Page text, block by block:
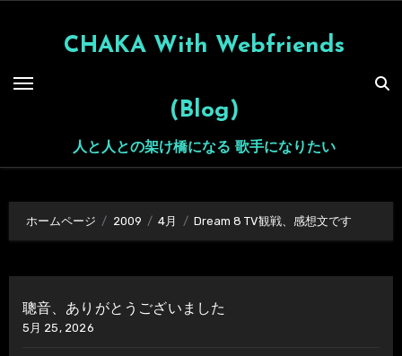
CHAKA With Webfriends
(Blog)
人と人との架け橋になる 歌手になりたい
ホームページ 2009 4月 Dream 8 TV観戦、感想文です
聰音、ありがとうございました
5月 25, 2026